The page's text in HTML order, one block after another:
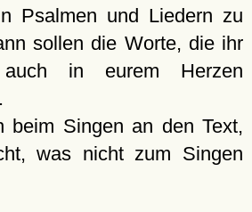
Psalmen und Liedern zu
sollen die Worte, die ihr
auch in eurem Herzen
beim Singen an den Text,
was nicht zum Singen